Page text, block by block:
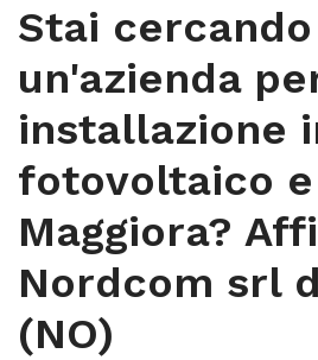
Stai cercando
un'azienda
installazione
fotovoltaico
Maggiora?
Nordcom srl
(NO)